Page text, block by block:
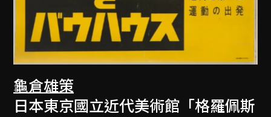
龜倉雄策
日本東京國立近代美術館「格羅佩斯